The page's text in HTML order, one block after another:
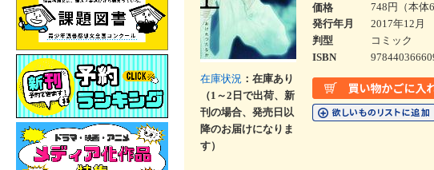
在庫状況 ：在庫あり
（1～2日で出荷、新
刊の場合、発売日以
降のお届けになりま
す）
価格
748円（本体
発行年月
2017年12月
判型
コミック
ISBN